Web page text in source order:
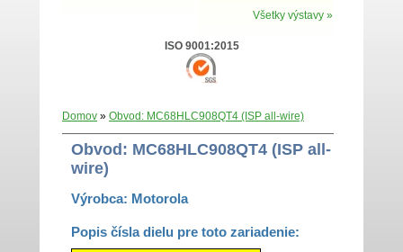
Všetky výstavy »
ISO 9001:2015
Domov » Obvod: MC68HLC908QT4 (ISP all-wire)
Obvod: MC68HLC908QT4 (ISP all-
wire)
Výrobca: Motorola
Popis čísla dielu pre toto zariadenie: